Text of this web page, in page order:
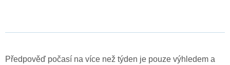
Předpověď počasí na více než týden je pouze výhledem a